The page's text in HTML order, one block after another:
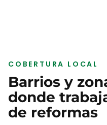
COBERTURA LOCAL
Barrios y
donde
de reformas